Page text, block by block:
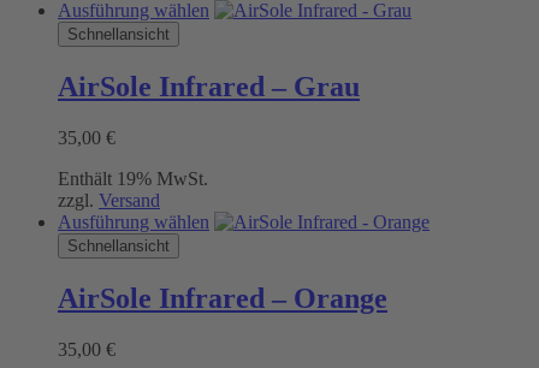
Ausführung wählen Dieses
mehrere
Varianten
der
werden
Schnellansicht
AirSole Infrared – Grau
35,00 €
Enthält 19% MwSt.
zzgl. Versand
Ausführung wählen Dieses
mehrere
Varianten
Schnellansicht
AirSole Infrared – Orange
35,00 €